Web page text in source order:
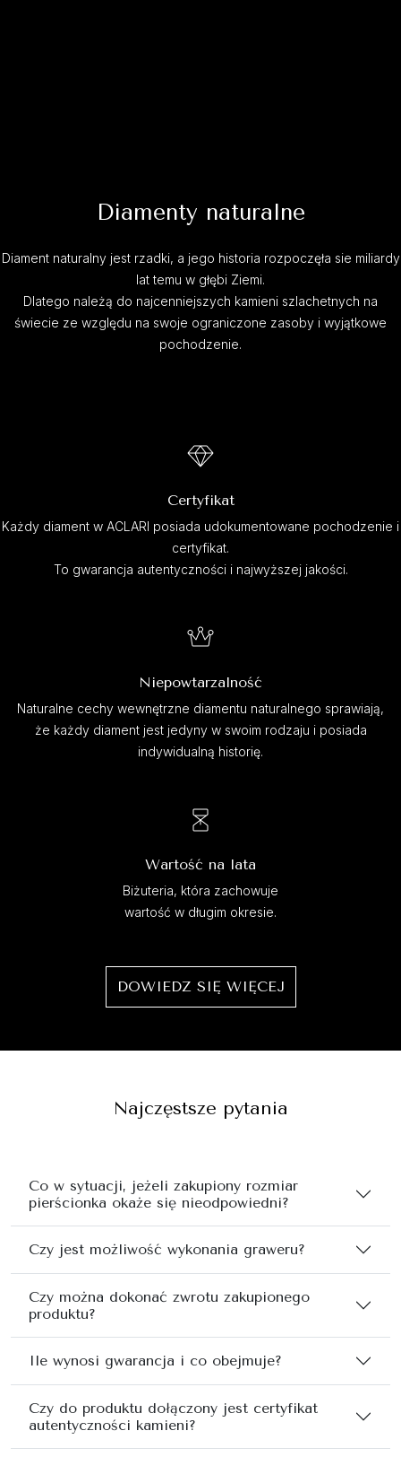
Diamenty naturalne
Diament naturalny jest rzadki, a jego historia rozpoczęła sie miliardy
lat temu w głębi Ziemi.
Dlatego należą do najcenniejszych kamieni szlachetnych na
świecie ze względu na swoje ograniczone zasoby i wyjątkowe
pochodzenie.
Certyfikat
Każdy diament w ACLARI posiada udokumentowane pochodzenie i
certyfikat.
To gwarancja autentyczności i najwyższej jakości.
Niepowtarzalność
Naturalne cechy wewnętrzne diamentu naturalnego sprawiają,
że każdy diament jest jedyny w swoim rodzaju i posiada
indywidualną historię.
Wartość na lata
Biżuteria, która zachowuje
wartość w długim okresie.
DOWIEDZ SIĘ WIĘCEJ
Najczęstsze pytania
Co w sytuacji, jeżeli zakupiony rozmiar
pierścionka okaże się nieodpowiedni?
Czy jest możliwość wykonania graweru?
Czy można dokonać zwrotu zakupionego
produktu?
Ile wynosi gwarancja i co obejmuje?
Czy do produktu dołączony jest certyfikat
autentyczności kamieni?